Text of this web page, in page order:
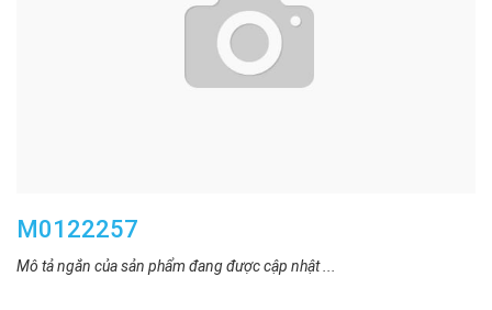
M0122257
Mô tả ngắn của sản phẩm đang được cập nhật ...